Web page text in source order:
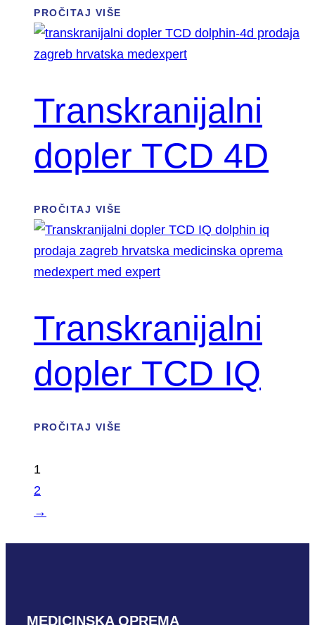
PROČITAJ VIŠE
Transkranijalni
dopler TCD 4D
PROČITAJ VIŠE
Transkranijalni
dopler TCD IQ
PROČITAJ VIŠE
1
2
→
MEDICINSKA OPREMA